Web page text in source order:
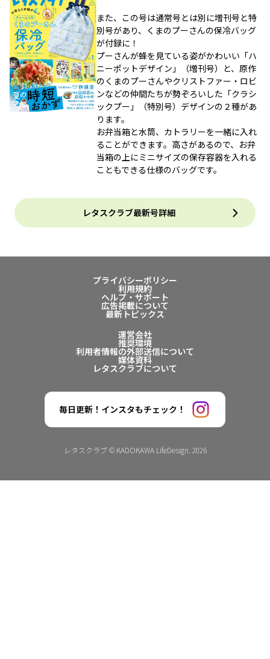
また、この号は通常号とは別に増刊号と特
別号があり、くまのプーさんの保冷バッグ
が付録に！
プーさんが蜂を見ている姿がかわいい「ハ
ニーポットデザイン」（増刊号）と、原作
のくまのプーさんやクリストファー・ロビ
ンなどの仲間たちが勢ぞろいした「クラシ
ックプー」（特別号）デザインの２種があ
ります。
お弁当箱と水筒、カトラリーを一緒に入れ
ることができます。高さがあるので、お弁
当箱の上にミニサイズの保存容器を入れる
こともできる仕様のバッグです。
レタスクラブ最新号詳細
プライバシーポリシー
利用規約
ヘルプ・サポート
広告掲載について
最新トピックス
運営会社
推奨環境
利用者情報の外部送信について
媒体資料
レタスクラブについて
毎日更新！インスタもチェック！
レタスクラブ © KADOKAWA LifeDesign. 2026